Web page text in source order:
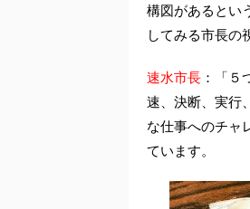
構図があるとい
してみる市長の
速水市長 ：「
速、決断、実行
な仕事へのチャ
ています。